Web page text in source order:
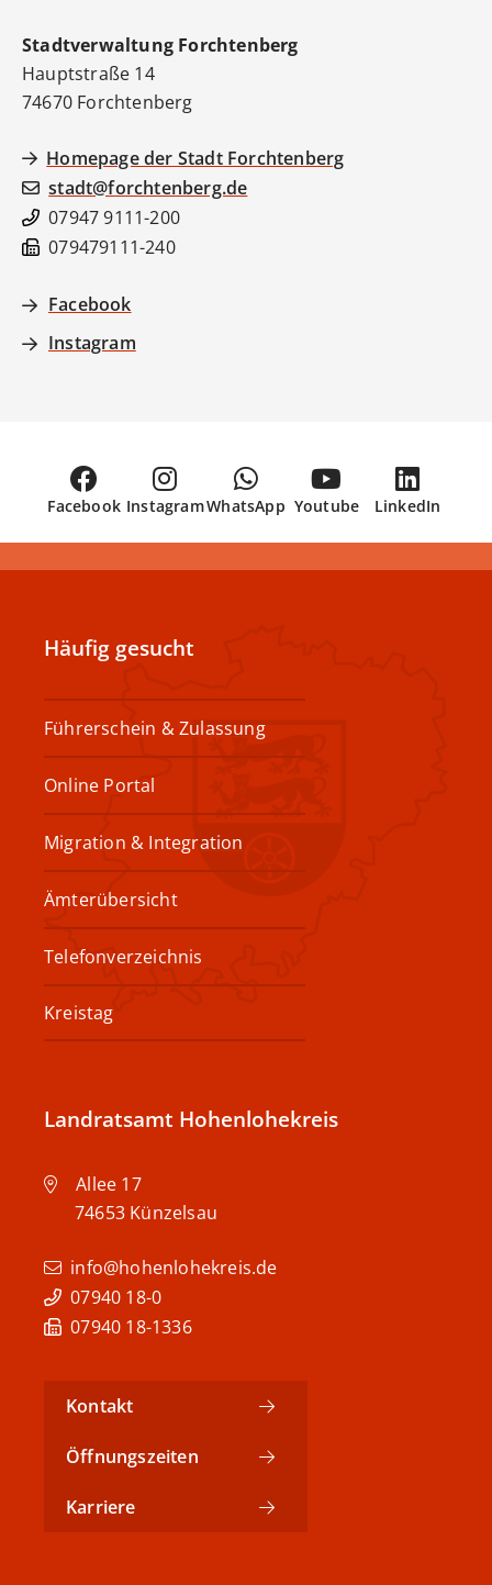
Stadtverwaltung Forchtenberg
Hauptstraße 14
74670 Forchtenberg
Homepage der Stadt Forchtenberg
stadt@forchtenberg.de
07947 9111-200
079479111-240
Facebook
Instagram
Facebook InstagramWhatsApp Youtube LinkedIn
Häufig gesucht
Führerschein & Zulassung
Online Portal
Migration & Integration
Ämterübersicht
Telefonverzeichnis
Kreistag
Landratsamt Hohenlohekreis
Allee 17
74653 Künzelsau
info@hohenlohekreis.de
07940 18-0
07940 18-1336
Kontakt
Öffnungszeiten
Karriere